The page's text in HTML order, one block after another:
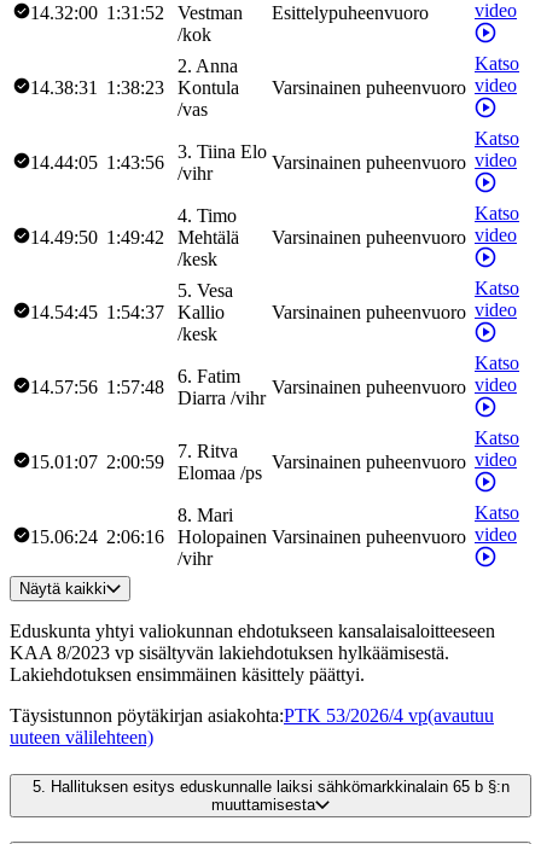
14.32:00 1:31:52
Vestman
/kok
Esittelypuheenvuoro
video
14.38:31 1:38:23
2. Anna
Kontula
/vas
Varsinainen puheenvuoro
Katso
video
14.44:05 1:43:56
3. Tiina Elo
/vihr
Varsinainen puheenvuoro
Katso
video
14.49:50 1:49:42
4. Timo
Mehtälä
/kesk
Varsinainen puheenvuoro
Katso
video
14.54:45 1:54:37
5. Vesa
Kallio
/kesk
Varsinainen puheenvuoro
Katso
video
14.57:56 1:57:48
6. Fatim
Diarra /vihr
Varsinainen puheenvuoro
Katso
video
15.01:07 2:00:59
7. Ritva
Elomaa /ps
Varsinainen puheenvuoro
Katso
video
15.06:24 2:06:16
8. Mari
Holopainen
/vihr
Varsinainen puheenvuoro
Katso
video
Näytä kaikki
Eduskunta yhtyi valiokunnan ehdotukseen kansalaisaloitteeseen
KAA 8/2023 vp sisältyvän lakiehdotuksen hylkäämisestä.
Lakiehdotuksen ensimmäinen käsittely päättyi.
Täysistunnon pöytäkirjan asiakohta:PTK 53/2026/4 vp(avautuu
uuteen välilehteen)
5.
Hallituksen esitys eduskunnalle laiksi sähkömarkkinalain 65 b §:n
muuttamisesta